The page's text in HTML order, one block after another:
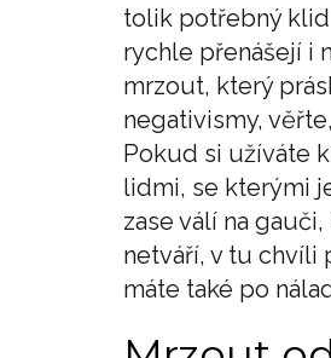
tolik potřebný klid
rychle přenášejí i
mrzout, který
negativismy,
Pokud si užíváte
lidmi, se kterými
zase válí na
netváří, v tu chvíli
máte také po